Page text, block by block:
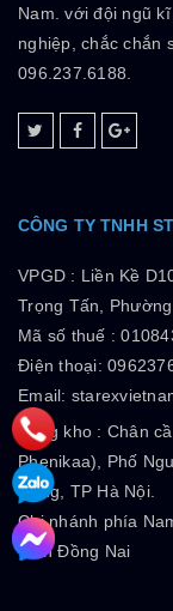
Nam. với đội ngũ
nghiệp, chắc chắn
096.237.6188.
CÔNG TY TNHH
VPGD : Liền Kề
Trọng Tấn,
Mã số thuế :
Điện thoại:
Email:
Tổng kho : Chân
Phenikaa), Phố
Đông, TP Hà Nội.
Chi nhánh phía
Tỉnh Đồng Nai